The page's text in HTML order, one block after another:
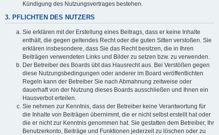
Kündigung des Nutzungsvertrages bestehen.
3. PFLICHTEN DES NUTZERS
Sie erklären mit der Erstellung eines Beitrags, dass er keine Inhalte
enthält, die gegen geltendes Recht oder die guten Sitten verstoßen. Sie
erklären insbesondere, dass Sie das Recht besitzen, die in Ihren
Beiträgen verwendeten Links und Bilder zu setzen bzw. zu verwenden.
Der Betreiber des Boards übt das Hausrecht aus. Bei Verstößen gegen
diese Nutzungsbedingungen oder anderer im Board veröffentlichten
Regeln kann der Betreiber Sie nach Abmahnung zeitweise oder
dauerhaft von der Nutzung dieses Boards ausschließen und Ihnen ein
Hausverbot erteilen.
Sie nehmen zur Kenntnis, dass der Betreiber keine Verantwortung für
die Inhalte von Beiträgen übernimmt, die er nicht selbst erstellt hat oder
die er nicht zur Kenntnis genommen hat. Sie gestatten dem Betreiber, Ihr
Benutzerkonto, Beiträge und Funktionen jederzeit zu löschen oder zu